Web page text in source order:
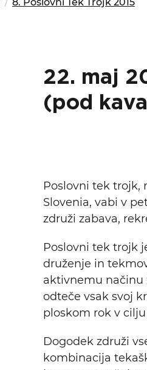
22. maj
(pod
Poslovni tek trojk,
Slovenia, vabi v
združi zabava,
Poslovni tek trojk
druženje in
aktivnemu načinu
odteče vsak svoj
ploskom rok v
Dogodek združi
kombinacija